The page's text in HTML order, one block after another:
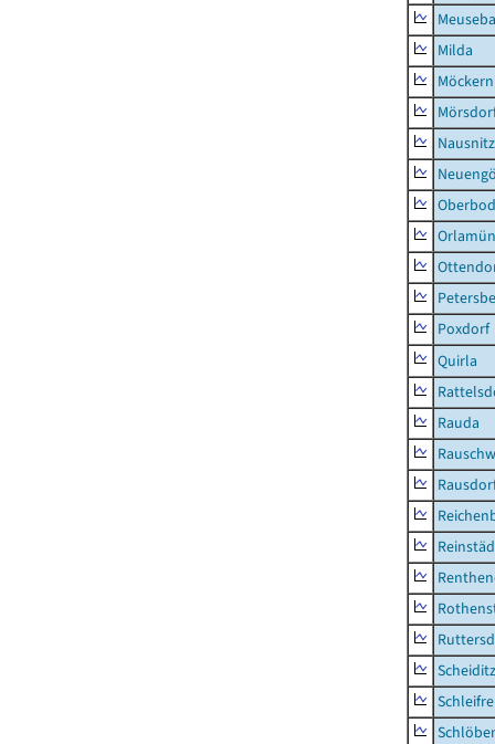
Milda
Möckern
Nausnitz
Poxdorf
Quirla
Rauda
Scheiditz